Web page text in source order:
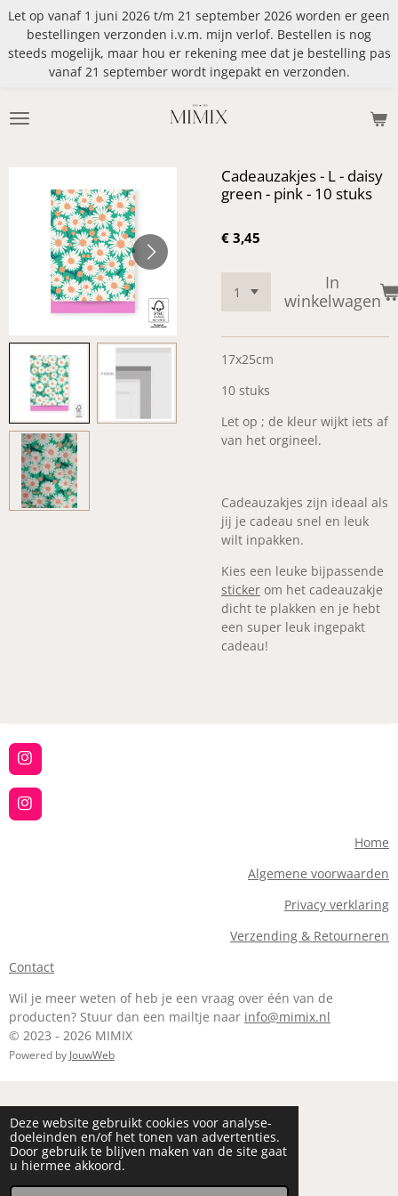
Deze website gebruikt cookies voor analyse-
doeleinden en/of het tonen van advertenties.
Door gebruik te blijven maken van de site gaat
u hiermee akkoord.
Ga
direct
naar
Let op vanaf 1 juni 2026 t/m 21 september 2026 worden er geen
bestellingen verzonden i.v.m. mijn verlof. Bestellen is nog
steeds mogelijk, maar hou er rekening mee dat je bestelling pas
vanaf 21 september wordt ingepakt en verzonden.
Cadeauzakjes - L - daisy
green - pink - 10 stuks
€ 3,45
In
winkelwagen
17x25cm
10 stuks
Let op ; de kleur wijkt iets af
van het orgineel.
Cadeauzakjes zijn ideaal als
jij je cadeau snel en leuk
wilt inpakken.
Kies een leuke bijpassende
sticker om het cadeauzakje
dicht te plakken en je hebt
een super leuk ingepakt
cadeau!
I
n
s
t
a
I
n
Home
Algemene voorwaarden
Privacy verklaring
Verzending & Retourneren
Contact
Wil je meer weten of heb je een vraag over één van de
producten? Stuur dan een mailtje naar info@mimix.nl
© 2023 - 2026 MIMIX
Powered by JouwWeb